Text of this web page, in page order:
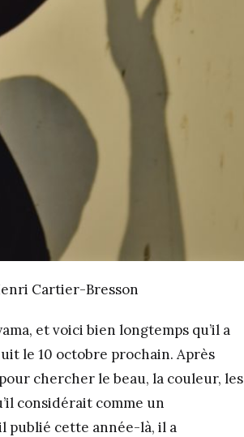
Cartier-Bresson
et voici bien longtemps qu’il a
le 10 octobre prochain. Après
chercher le beau, la couleur, les
considérait comme un
publié cette année-là, il a